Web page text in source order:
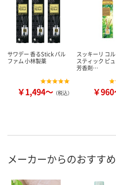
サワデー 香るStick パル
ファム 小林製薬
￥1,494～ （税込）
スッキーリ コ
スティック ピ
芳香剤…
￥
メーカーからのおすす